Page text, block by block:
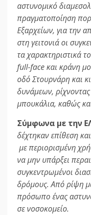
αστυνομικό
πραγματοποίηση
Εξαρχείων, για την
στη γειτονιά οι
τα χαρακτηριστικά
full-face και κράνη
οδό Στουρνάρη και
δυνάμεων,
μπουκάλια, καθώς
Σύμφωνα με την
δέχτηκαν επίθεση
με περιορισμένη
να μην υπάρξει
συγκεντρωμένοι
δρόμους. Από ρίψη
πρόσωπο ένας
σε νοσοκομείο.